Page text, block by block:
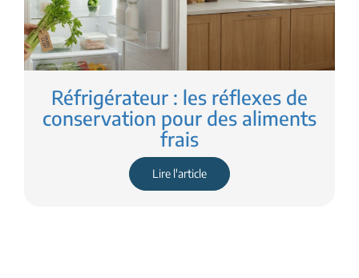
Réfrigérateur : les réflexes de
conservation pour des aliments
frais
Lire l'article